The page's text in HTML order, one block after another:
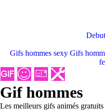
Debut
Gifs hommes sexy Gifs
Gif hommes
Les meilleurs gifs animés gratuits